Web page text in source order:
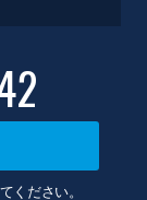
ください。